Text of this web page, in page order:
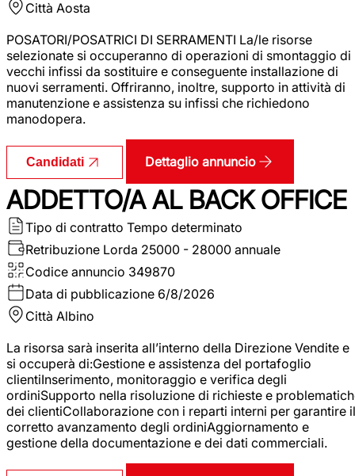
Città Aosta
POSATORI/POSATRICI DI SERRAMENTI La/le risorse
selezionate si occuperanno di operazioni di smontaggio di
vecchi infissi da sostituire e conseguente installazione di
nuovi serramenti. Offriranno, inoltre, supporto in attività di
manutenzione e assistenza su infissi che richiedono
manodopera.
Candidati Dettaglio annuncio
ADDETTO/A AL BACK OFFICE
Tipo di contratto Tempo determinato
Retribuzione Lorda 25000 - 28000 annuale
Codice annuncio 349870
Data di pubblicazione 6/8/2026
Città Albino
La risorsa sarà inserita all’interno della Direzione Vendite e
si occuperà di:Gestione e assistenza del portafoglio
clientiInserimento, monitoraggio e verifica degli
ordiniSupporto nella risoluzione di richieste e
dei clientiCollaborazione con i reparti interni per garantire il
corretto avanzamento degli ordiniAggiornamento e
gestione della documentazione e dei dati commerciali.